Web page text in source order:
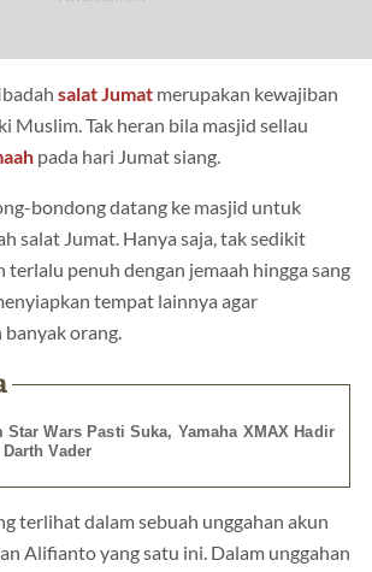
salat Jumat merupakan kewajiban
Muslim. Tak heran bila masjid sellau
pada hari Jumat siang.
bondong datang ke masjid untuk
salat Jumat. Hanya saja, tak sedikit
terlalu penuh dengan jemaah hingga sang
tempat lainnya agar
orang.
Star Wars Pasti Suka, Yamaha XMAX Hadir
Vader
terlihat dalam sebuah unggahan akun
Alifianto yang satu ini. Dalam unggahan